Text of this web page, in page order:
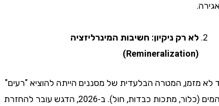
לא רק ניקיון: חשיבות המינרליזציה
המטרה הבלעדית של מסננים הייתה להוציא "רעים"
מהמים (כלור, מתכות כבדות, חול). ב-2026, הדגש עובר להחזרת